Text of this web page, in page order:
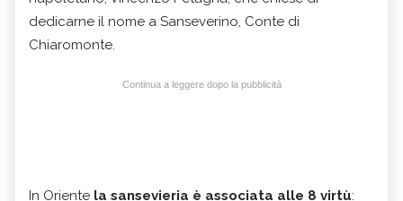
dedicarne il nome a Sanseverino, Conte di
Chiaromonte.
Continua a leggere dopo la pubblicità
In Oriente la sansevieria è associata alle 8 virtù: